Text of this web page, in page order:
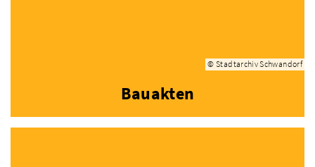
© Stadtarchiv Schwandorf
Bauakten